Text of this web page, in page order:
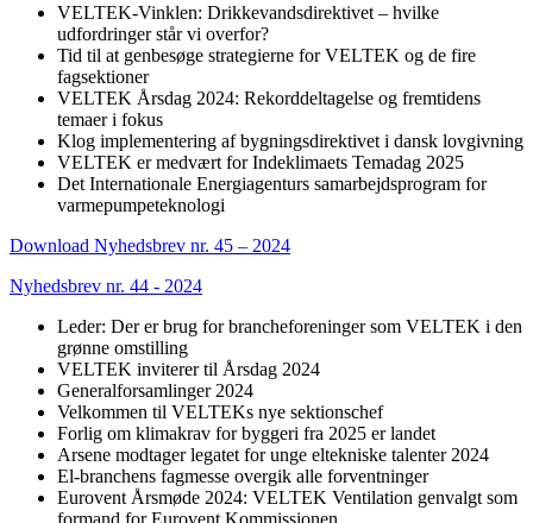
VELTEK-Vinklen: Drikkevandsdirektivet – hvilke
udfordringer står vi overfor?
Tid til at genbesøge strategierne for VELTEK og de fire
fagsektioner
VELTEK Årsdag 2024: Rekorddeltagelse og fremtidens
temaer i fokus
Klog implementering af bygningsdirektivet i dansk lovgivning
VELTEK er medvært for Indeklimaets Temadag 2025
Det Internationale Energiagenturs samarbejdsprogram for
varmepumpeteknologi
Download Nyhedsbrev nr. 45 – 2024
Nyhedsbrev nr. 44 - 2024
Leder: Der er brug for brancheforeninger som VELTEK i den
grønne omstilling
VELTEK inviterer til Årsdag 2024
Generalforsamlinger 2024
Velkommen til VELTEKs nye sektionschef
Forlig om klimakrav for byggeri fra 2025 er landet
Arsene modtager legatet for unge eltekniske talenter 2024
El-branchens fagmesse overgik alle forventninger
Eurovent Årsmøde 2024: VELTEK Ventilation genvalgt som
formand for Eurovent Kommissionen